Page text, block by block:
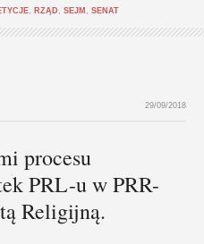
RZĄD SEJM SENAT
29/09/2018
procesu
PRL-u w PRR-
Religijną.